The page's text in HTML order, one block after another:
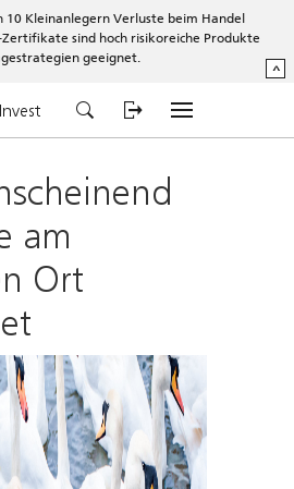
10 Kleinanlegern Verluste beim Handel
sind hoch risikoreiche Produkte
geeignet.
^
am
Ort